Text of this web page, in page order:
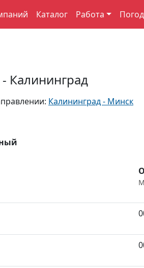
Каталог Работа
Калининград
Калининград - Минск